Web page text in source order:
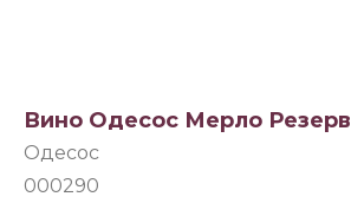
Вино Одесос Мерло Резерв
Одесос
000290